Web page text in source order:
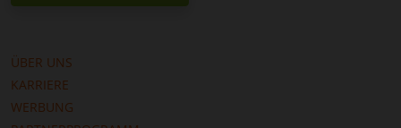
ÜBER UNS
KARRIERE
WERBUNG